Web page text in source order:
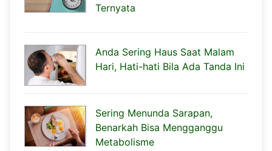
Ternyata
Anda Sering Haus Saat Malam
Hari, Hati-hati Bila Ada Tanda Ini
Sering Menunda Sarapan,
Benarkah Bisa Mengganggu
Metabolisme